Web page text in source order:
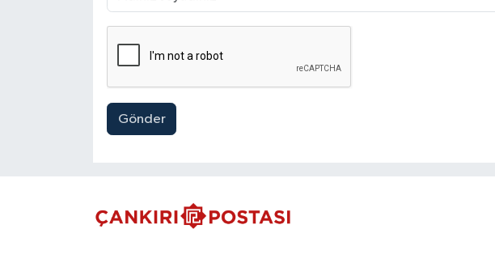
Gönder